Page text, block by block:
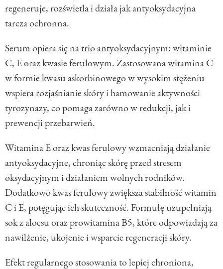
regeneruje, rozświetla i działa jak antyoksydacyjna
tarcza ochronna.
Serum opiera się na trio antyoksydacyjnym: witaminie
C, E oraz kwasie ferulowym. Zastosowana witamina C
w formie kwasu askorbinowego w wysokim stężeniu
wspiera rozjaśnianie skóry i hamowanie aktywności
tyrozynazy, co pomaga zarówno w redukcji, jak i
prewencji przebarwień.
Witamina E oraz kwas ferulowy wzmacniają działanie
antyoksydacyjne, chroniąc skórę przed stresem
oksydacyjnym i działaniem wolnych rodników.
Dodatkowo kwas ferulowy zwiększa stabilność witamin
C i E, potęgując ich skuteczność. Formułę uzupełniają
sok z aloesu oraz prowitamina B5, które odpowiadają za
nawilżenie, ukojenie i wsparcie regeneracji skóry.
Efekt regularnego stosowania to lepiej chroniona,